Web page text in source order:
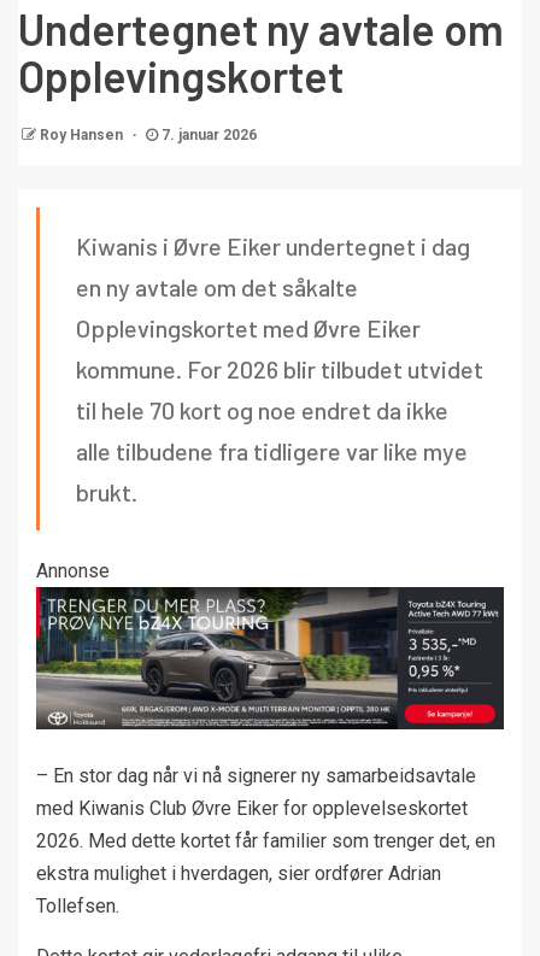
Undertegnet ny avtale om
Opplevingskortet
Roy Hansen 7. januar 2026
Kiwanis i Øvre Eiker undertegnet i dag
en ny avtale om det såkalte
Opplevingskortet med Øvre Eiker
kommune. For 2026 blir tilbudet utvidet
til hele 70 kort og noe endret da ikke
alle tilbudene fra tidligere var like mye
brukt.
Annonse
– En stor dag når vi nå signerer ny samarbeidsavtale
med Kiwanis Club Øvre Eiker for opplevelseskortet
2026. Med dette kortet får familier som trenger det, en
ekstra mulighet i hverdagen, sier ordfører Adrian
Tollefsen.